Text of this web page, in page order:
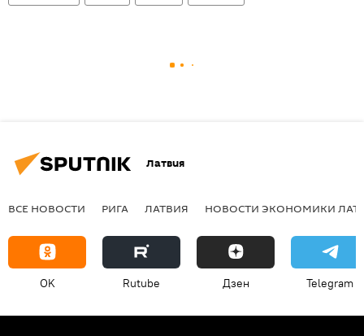
Латвия
ВСЕ НОВОСТИ РИГА ЛАТВИЯ НОВОСТИ ЭКОНОМИКИ
OK Rutube Дзен Telegram